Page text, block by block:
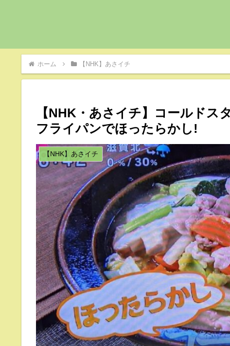
ホーム 【NHK】あさイチ
【NHK・あさイチ】コールドス
フライパンでほったらかし!
【NHK】あさイチ